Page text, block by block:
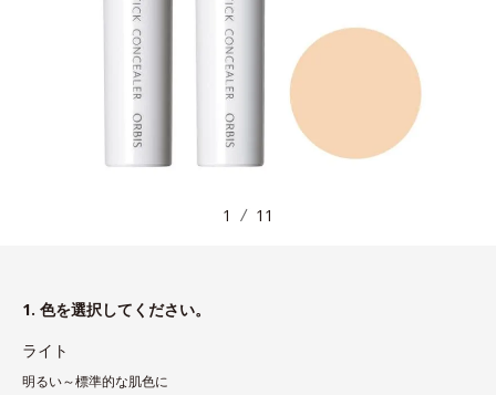
1 11
1. 色を選択してください。
ライト
明るい～標準的な肌色に